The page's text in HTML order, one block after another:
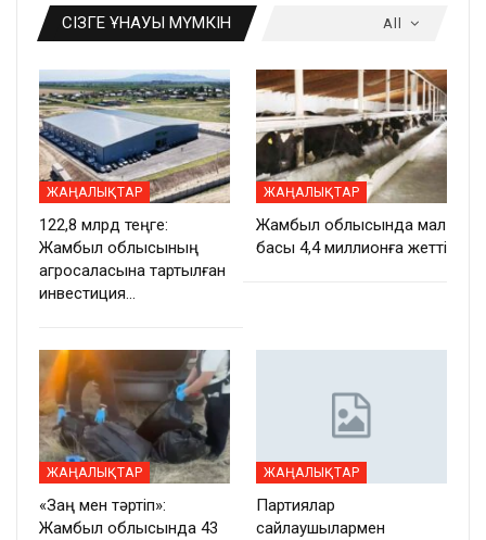
All
СІЗГЕ ҰНАУЫ МҮМКІН
ЖАҢАЛЫҚТАР
122,8 млрд теңге:
Жамбыл облысының
агросаласына тартылған
инвестиция…
ЖАҢАЛЫҚТАР
Жамбыл облысында мал
басы 4,4 миллионға жетті
ЖАҢАЛЫҚТАР
«Заң мен тәртіп»:
Жамбыл облысында 43
ЖАҢАЛЫҚТАР
Партиялар
сайлаушылармен